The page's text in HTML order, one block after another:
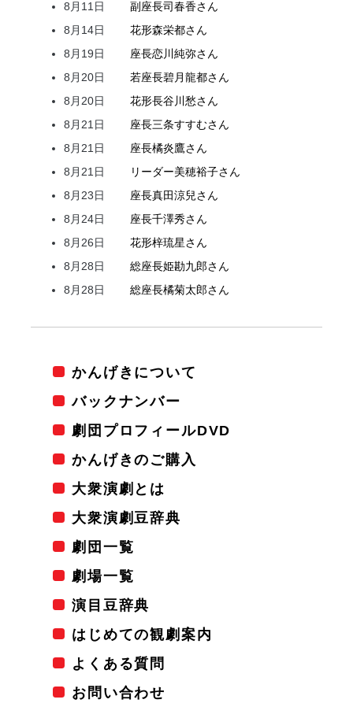
8月11日
副座長司春香さん
8月14日
花形森栄都さん
8月19日
座長恋川純弥さん
8月20日
若座長碧月龍都さん
8月20日
花形長谷川愁さん
8月21日
座長三条すすむさん
8月21日
座長橘炎鷹さん
8月21日
リーダー美穂裕子さん
8月23日
座長真田涼兒さん
8月24日
座長千澤秀さん
8月26日
花形梓琉星さん
8月28日
総座長姫勘九郎さん
8月28日
総座長橘菊太郎さん
かんげきについて
バックナンバー
劇団プロフィールDVD
かんげきのご購入
大衆演劇とは
大衆演劇豆辞典
劇団一覧
劇場一覧
演目豆辞典
はじめての観劇案内
よくある質問
お問い合わせ